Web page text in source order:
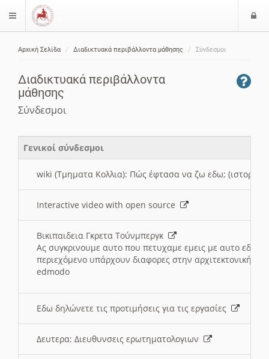
$langMenu
Αρχική Σελίδα Διαδικτυακά περιβάλλοντα μάθησης Σύνδεσμοι
Διαδικτυακά περιβάλλοντα
μάθησης
Σύνδεσμοι
Γενικοί σύνδεσμοι
wiki (Τμηματα Κολλια): Πώς έφτασα να ζω εδω; (ιστορια)
Interactive video with open source
Βικιπαιδεια Γκρετα Τούνμπεργκ
Ας συγκρινουμε αυτο που πετυχαμε εμεις με αυτο εδω
περιεχόμενο υπάρχουν διαφορες στην αρχιτεκτονική
edmodo
Εδω δηλώνετε τις προτιμήσεις για τις εργασίες
Δευτερα: Διευθυνσεις ερωτηματολογιων